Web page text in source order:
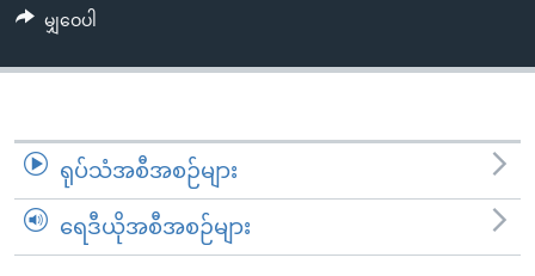
ရန်
မျှဝေပါ
ရုပ်သံအစီအစဉ်များ
ရေဒီယိုအစီအစဉ်များ